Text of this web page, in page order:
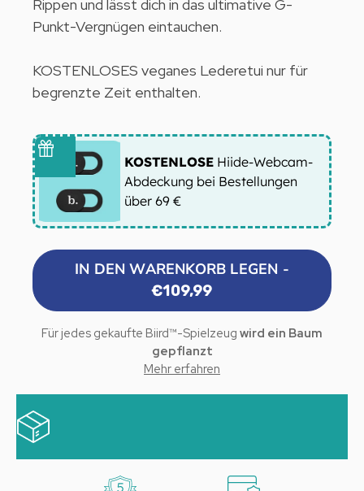
Rippen und lässt dich in das ultimative G-
Punkt-Vergnügen eintauchen.
KOSTENLOSES veganes Lederetui nur für
begrenzte Zeit enthalten.
KOSTENLOSE Hiide-Webcam-
Abdeckung bei Bestellungen
über 69 €
IN DEN WARENKORB LEGEN -
€109,99
Für jedes gekaufte Biird™-Spielzeug wird ein Baum
gepflanzt
Mehr erfahren
weltweite Wiederaufforstung einsetzt, wird bei jedem